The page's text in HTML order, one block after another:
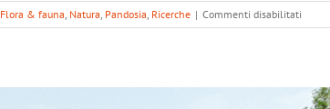
Flora & fauna, Natura, Pandosia, Ricerche | Commenti disabilitati